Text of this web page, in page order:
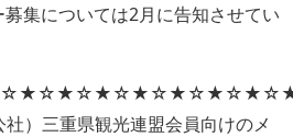
集については2月に告知させてい
）三重県観光連盟会員向けのメ